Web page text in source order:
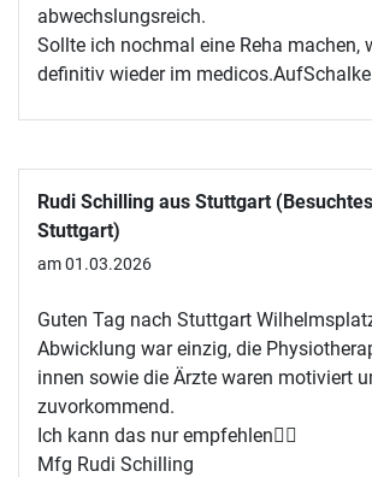
abwechslungsreich.
Sollte ich nochmal eine Reha machen,
definitiv wieder im
Rudi Schilling aus Stuttgart
Stuttgart)
am 01.03.2026
Guten Tag nach Stuttgart
Abwicklung war einzig, die
innen sowie die Ärzte waren motiviert
zuvorkommend.
Ich kann das nur empfehlen🙋‍♂️
Mfg Rudi Schilling